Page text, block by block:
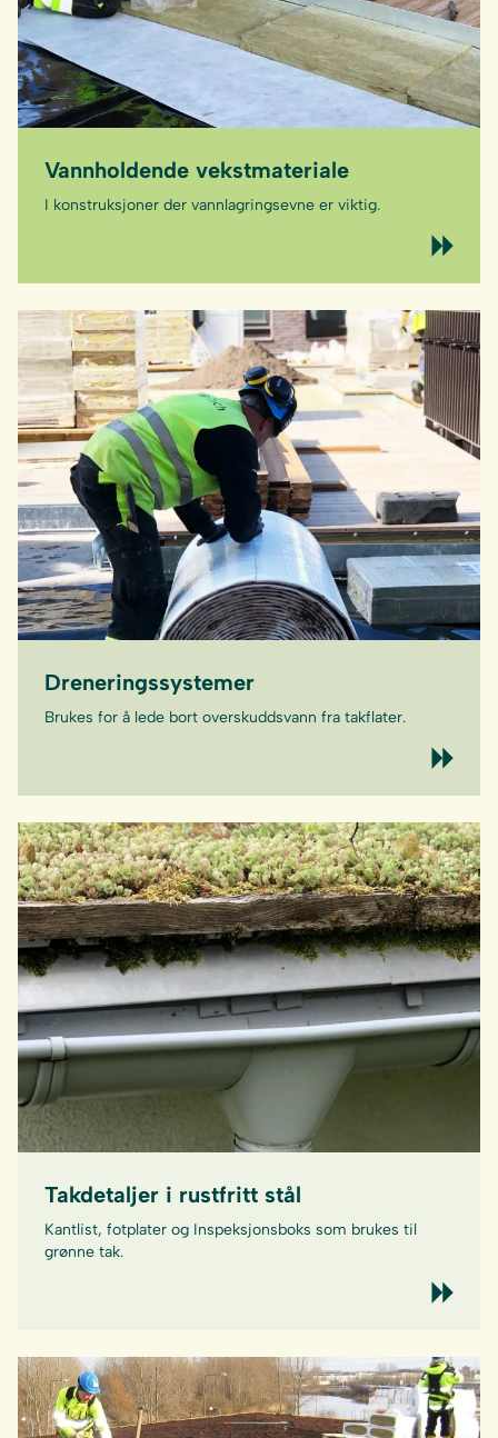
Vannholdende vekstmateriale
I konstruksjoner der vannlagringsevne er viktig.
Dreneringssystemer
Brukes for å lede bort overskuddsvann fra takflater.
Takdetaljer i rustfritt stål
Kantlist, fotplater og Inspeksjonsboks som brukes til
grønne tak.